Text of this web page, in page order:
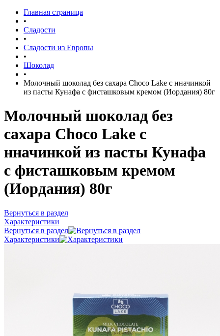
Главная страница
•
Сладости
•
Сладости из Европы
•
Шоколад
•
Молочный шоколад без сахара Choco Lake с нначинкой
из пасты Кунафа с фисташковым кремом (Иордания) 80г
Молочный шоколад без
сахара Choco Lake с
нначинкой из пасты Кунафа
с фисташковым кремом
(Иордания) 80г
Вернуться в раздел
Характеристики
Вернуться в раздел
Характеристики